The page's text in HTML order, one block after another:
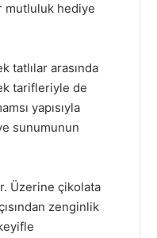
mutluluk hediye
tatlılar arasında
tarifleriyle de
yapısıyla
sunumunun
Üzerine çikolata
zenginlik